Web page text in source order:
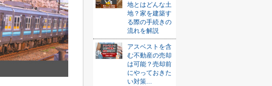
地とはどんな土
地？家を建築す
る際の手続きの
流れを解説
アスベストを含
む不動産の売却
は可能？売却前
にやっておきた
い対策...